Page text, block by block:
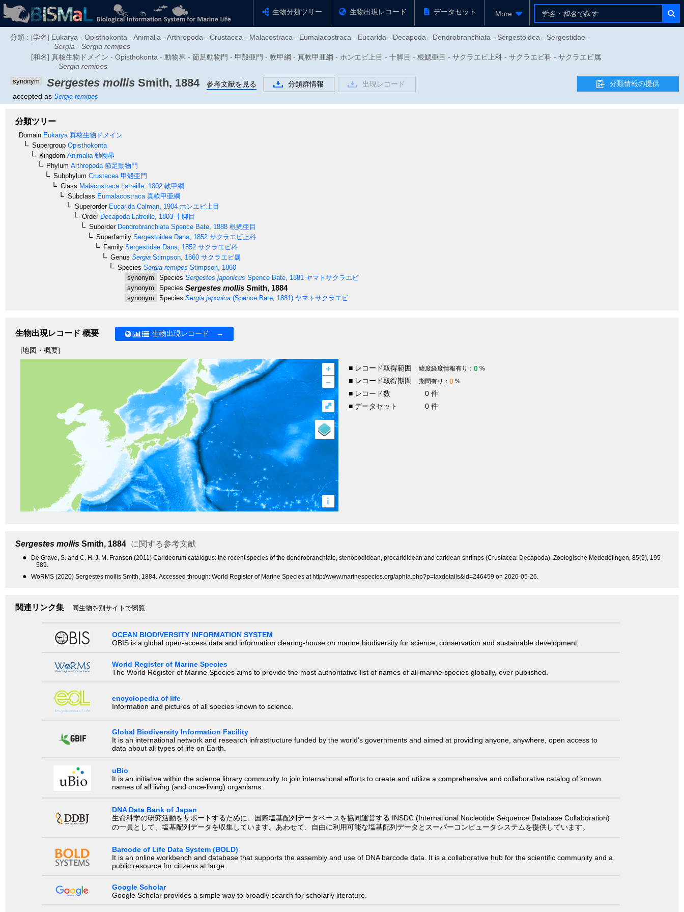
生物分類ツリー 生物出現レコード データセット More
分類 : [学名] Eukarya - Opisthokonta - Animalia - Arthropoda - Crustacea - Malacostraca - Eumalacostraca - Eucarida - Decapoda - Dendrobranchiata - Sergestoidea - Sergestidae -
Sergia - Sergia remipes
[和名] 真核生物ドメイン - Opisthokonta - 動物界 - 節足動物門 - 甲殻亜門 - 軟甲綱 - 真軟甲亜綱 - ホンエビ上目 - 十脚目 - 根鰓亜目 - サクラエビ上科 - サクラエビ科 - サクラエビ属
- Sergia remipes
synonym Sergestes mollis Smith, 1884
accepted as Sergia remipes
参考文献を見る 分類群情報 出現レコード 分類情報の提供
分類ツリー
Domain Eukarya真核生物ドメイン
Supergroup Opisthokonta
Kingdom Animalia動物界
Phylum Arthropoda節足動物門
Subphylum Crustacea甲殻亜門
Class MalacostracaLatreille, 1802 軟甲綱
Subclass Eumalacostraca真軟甲亜綱
SuperorderEucaridaCalman, 1904 ホンエビ上目
OrderDecapodaLatreille, 1803 十脚目
SuborderDendrobranchiataSpence Bate, 1888 根鰓亜目
Superfamily SergestoideaDana, 1852 サクラエビ上科
Family Sergestidae Dana, 1852 サクラエビ科
Genus Sergia Stimpson, 1860 サクラエビ属
Species Sergia remipes Stimpson, 1860
synonym
Species Sergestes japonicus Spence Bate, 1881 ヤマトサクラエビ
synonym
Species Sergestes mollis Smith, 1884
synonym Species Sergia japonica (Spence Bate, 1881) ヤマトサクラエビ
生物出現レコード 概要 生物出現レコード →
[地図・概要]
+
–
i
⤢
■ レコード取得範囲 緯度経度情報有り： 0 %
■ レコード取得期間 期間有り： 0 %
■ レコード数
0 件
■ データセット
0 件
Sergestes mollis Smith, 1884 に関する参考文献
●
De Grave, S. and C. H. J. M. Fransen (2011) Carideorum catalogus: the recent species of the dendrobranchiate, stenopodidean, procarididean and caridean shrimps (Crustacea: Decapoda). Zoologische Mededelingen, 85(9), 195-
589.
● WoRMS (2020) Sergestes mollis Smith, 1884. Accessed through: World Register of Marine Species at http://www.marinespecies.org/aphia.php?p=taxdetails&id=246459 on 2020-05-26.
関連リンク集 同生物を別サイトで閲覧
OCEAN BIODIVERSITY INFORMATION SYSTEM
OBIS is a global open-access data and information clearing-house on marine biodiversity for science, conservation and sustainable development.
World Register of Marine Species
The World Register of Marine Species aims to provide the most authoritative list of names of all marine species globally, ever published.
encyclopedia of life
Information and pictures of all species known to science.
Global Biodiversity Information Facility
It is an international network and research infrastructure funded by the world’s governments and aimed at providing anyone, anywhere, open access to
data about all types of life on Earth.
uBio
It is an initiative within the science library community to join international efforts to create and utilize a comprehensive and collaborative catalog of known
names of all living (and once-living) organisms.
DNA Data Bank of Japan
生命科学の研究活動をサポートするために、国際塩基配列データベースを協同運営する INSDC (International Nucleotide Sequence Database Collaboration)
の一員として、塩基配列データを収集しています。あわせて、自由に利用可能な塩基配列データとスーパーコンピュータシステムを提供しています。
Barcode of Life Data System (BOLD)
It is an online workbench and database that supports the assembly and use of DNA barcode data. It is a collaborative hub for the scientific community and a
public resource for citizens at large.
Google Scholar
Google Scholar provides a simple way to broadly search for scholarly literature.